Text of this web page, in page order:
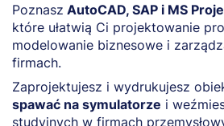
Poznasz AutoCAD, SAP i MS
które ułatwią Ci projektowanie
modelowanie biznesowe i
firmach.
Zaprojektujesz i wydrukujesz
spawać na symulatorze i
studyjnych w firmach